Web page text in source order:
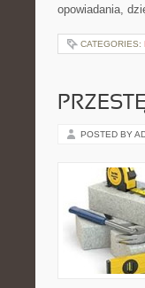
opowiadania,
CATEGORIES:
POSTED BY